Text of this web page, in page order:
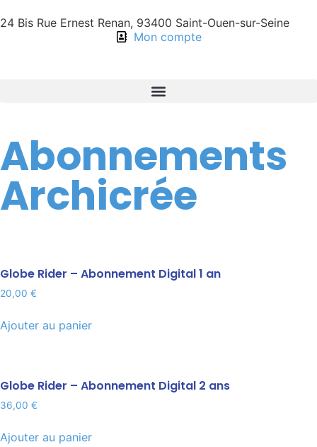
24 Bis Rue Ernest Renan, 93400 Saint-Ouen-sur-Seine
Mon compte
Abonnements
Archicrée
Globe Rider – Abonnement Digital 1 an
20,00 €
Ajouter au panier
Globe Rider – Abonnement Digital 2 ans
36,00 €
Ajouter au panier